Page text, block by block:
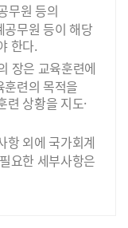
무원 등의
무원 등이 해당
한다.
장은 교육훈련에
련의 목적을
상황을 지도·
항 외에 국가회계
요한 세부사항은